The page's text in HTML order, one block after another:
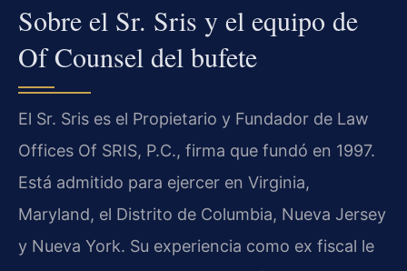
Sobre el Sr. Sris y el equipo de
Of Counsel del bufete
El Sr. Sris es el Propietario y Fundador de Law
Offices Of SRIS, P.C., firma que fundó en 1997.
Está admitido para ejercer en Virginia,
Maryland, el Distrito de Columbia, Nueva Jersey
y Nueva York. Su experiencia como ex fiscal le